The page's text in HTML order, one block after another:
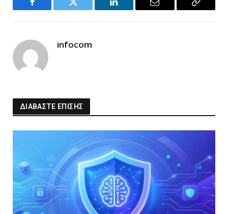
Facebook Twitter LinkedIn Email
Copy
infocom
ΔΙΑΒΑΣΤΕ ΕΠΙΣΗΣ